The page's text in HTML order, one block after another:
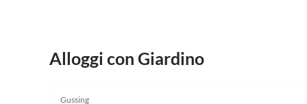
Alloggi con Giardino
Gussing